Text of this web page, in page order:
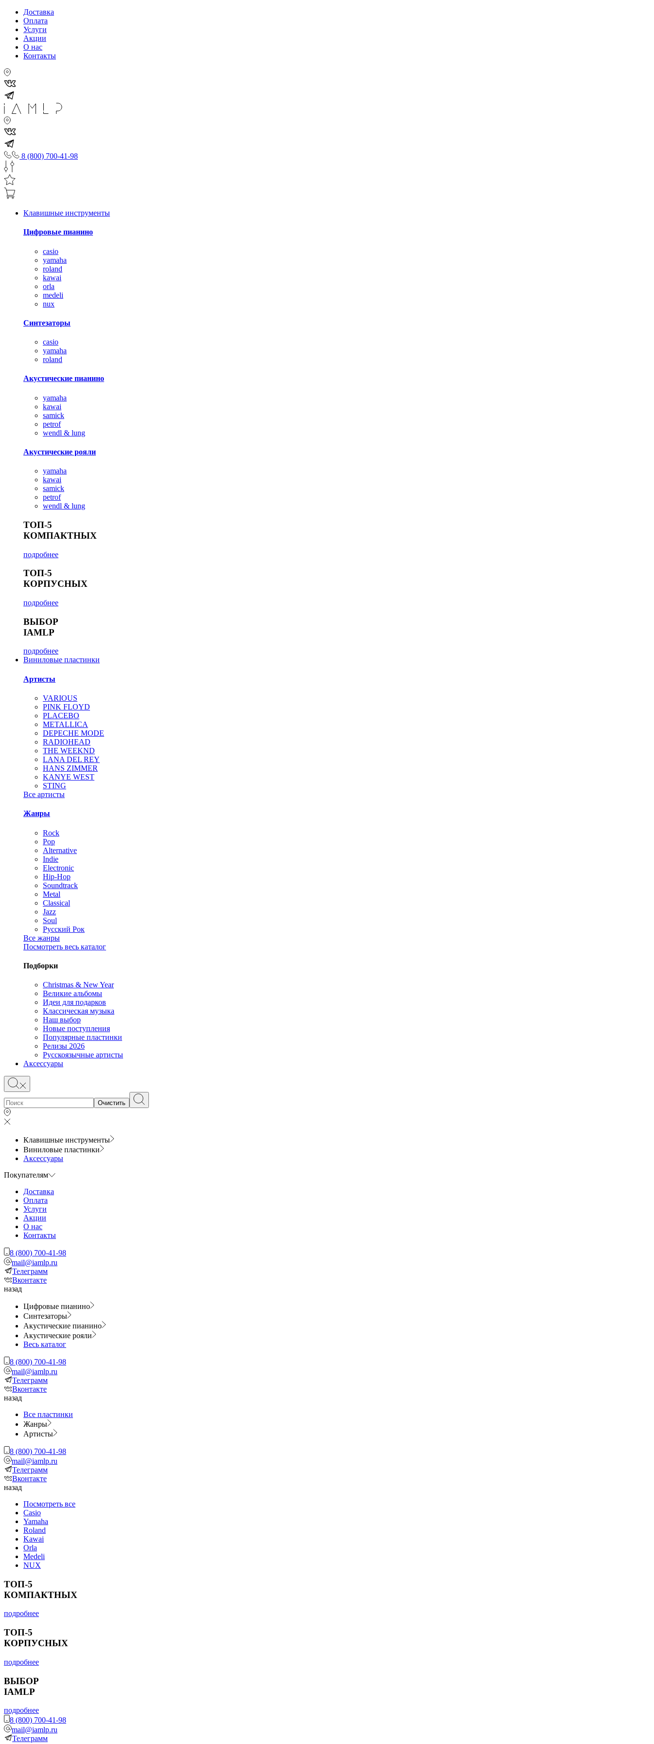
Доставка
Оплата
Услуги
Акции
О нас
Контакты
8 (800) 700-41-98
Клавишные инструменты
Цифровые пианино
casio
yamaha
roland
kawai
orla
medeli
nux
Синтезаторы
casio
yamaha
roland
Акустические пианино
yamaha
kawai
samick
petrof
wendl & lung
Акустические рояли
yamaha
kawai
samick
petrof
wendl & lung
ТОП-5
КОМПАКТНЫХ
подробнее
ТОП-5
КОРПУСНЫХ
подробнее
ВЫБОР
IAMLP
подробнее
Виниловые пластинки
Артисты
VARIOUS
PINK FLOYD
PLACEBO
METALLICA
DEPECHE MODE
RADIOHEAD
THE WEEKND
LANA DEL REY
HANS ZIMMER
KANYE WEST
STING
Все артисты
Жанры
Rock
Pop
Alternative
Indie
Electronic
Hip-Hop
Soundtrack
Metal
Classical
Jazz
Soul
Русский Рок
Все жанры
Посмотреть весь каталог
Подборки
Christmas & New Year
Великие альбомы
Идеи для подарков
Классическая музыка
Наш выбор
Новые поступления
Популярные пластинки
Релизы 2026
Русскоязычные артисты
Аксессуары
Очистить
Клавишные инструменты
Виниловые пластинки
Аксессуары
Покупателям
Доставка
Оплата
Услуги
Акции
О нас
Контакты
8 (800) 700-41-98
mail@iamlp.ru
Телеграмм
Вконтакте
назад
Цифровые пианино
Синтезаторы
Акустические пианино
Акустические рояли
Весь каталог
8 (800) 700-41-98
mail@iamlp.ru
Телеграмм
Вконтакте
назад
Все пластинки
Жанры
Артисты
8 (800) 700-41-98
mail@iamlp.ru
Телеграмм
Вконтакте
назад
Посмотреть все
Casio
Yamaha
Roland
Kawai
Orla
Medeli
NUX
ТОП-5
КОМПАКТНЫХ
подробнее
ТОП-5
КОРПУСНЫХ
подробнее
ВЫБОР
IAMLP
подробнее
8 (800) 700-41-98
mail@iamlp.ru
Телеграмм